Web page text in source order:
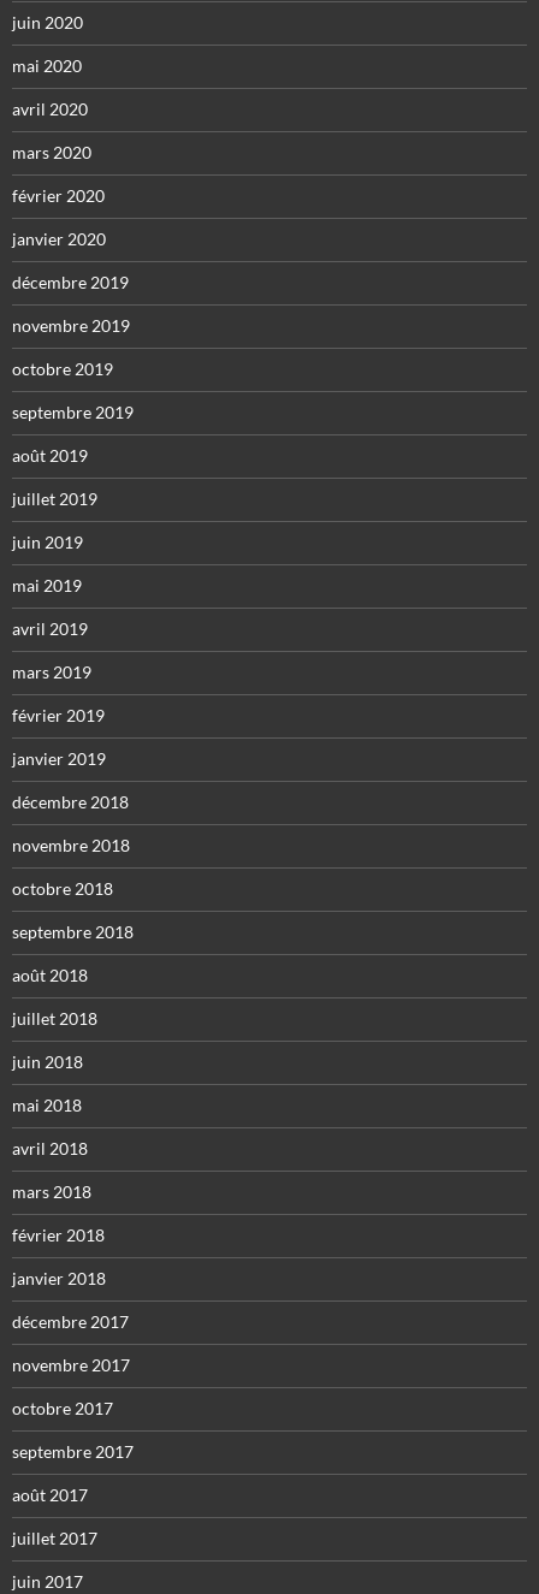
juin 2020
mai 2020
avril 2020
mars 2020
février 2020
janvier 2020
décembre 2019
novembre 2019
octobre 2019
septembre 2019
août 2019
juillet 2019
juin 2019
mai 2019
avril 2019
mars 2019
février 2019
janvier 2019
décembre 2018
novembre 2018
octobre 2018
septembre 2018
août 2018
juillet 2018
juin 2018
mai 2018
avril 2018
mars 2018
février 2018
janvier 2018
décembre 2017
novembre 2017
octobre 2017
septembre 2017
août 2017
juillet 2017
juin 2017